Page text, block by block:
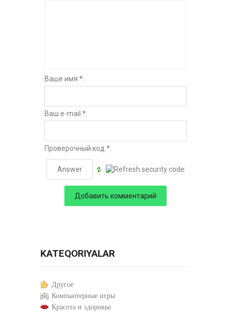
Ваше имя *:
Ваш e-mail *:
Проверочный код *:
KATEQORIYALAR
Другое
Компьютерные игры
Красота и здоровье